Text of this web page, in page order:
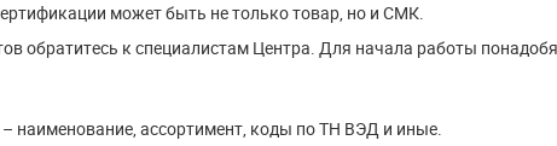
может быть не только товар, но и СМК.
обратитесь к специалистам Центра. Для начала работы
наименование, ассортимент, коды по ТН ВЭД и иные.